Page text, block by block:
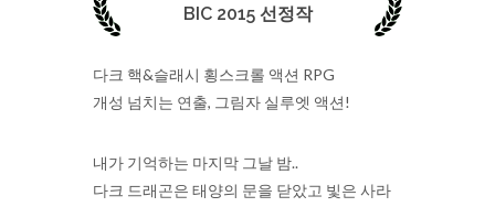
BIC 2015 선정작
다크 핵&슬래시 횡스크롤 액션 RPG
개성 넘치는 연출, 그림자 실루엣 액션!
내가 기억하는 마지막 그날 밤..
다크 드래곤은 태양의 문을 닫았고 빛은 사라